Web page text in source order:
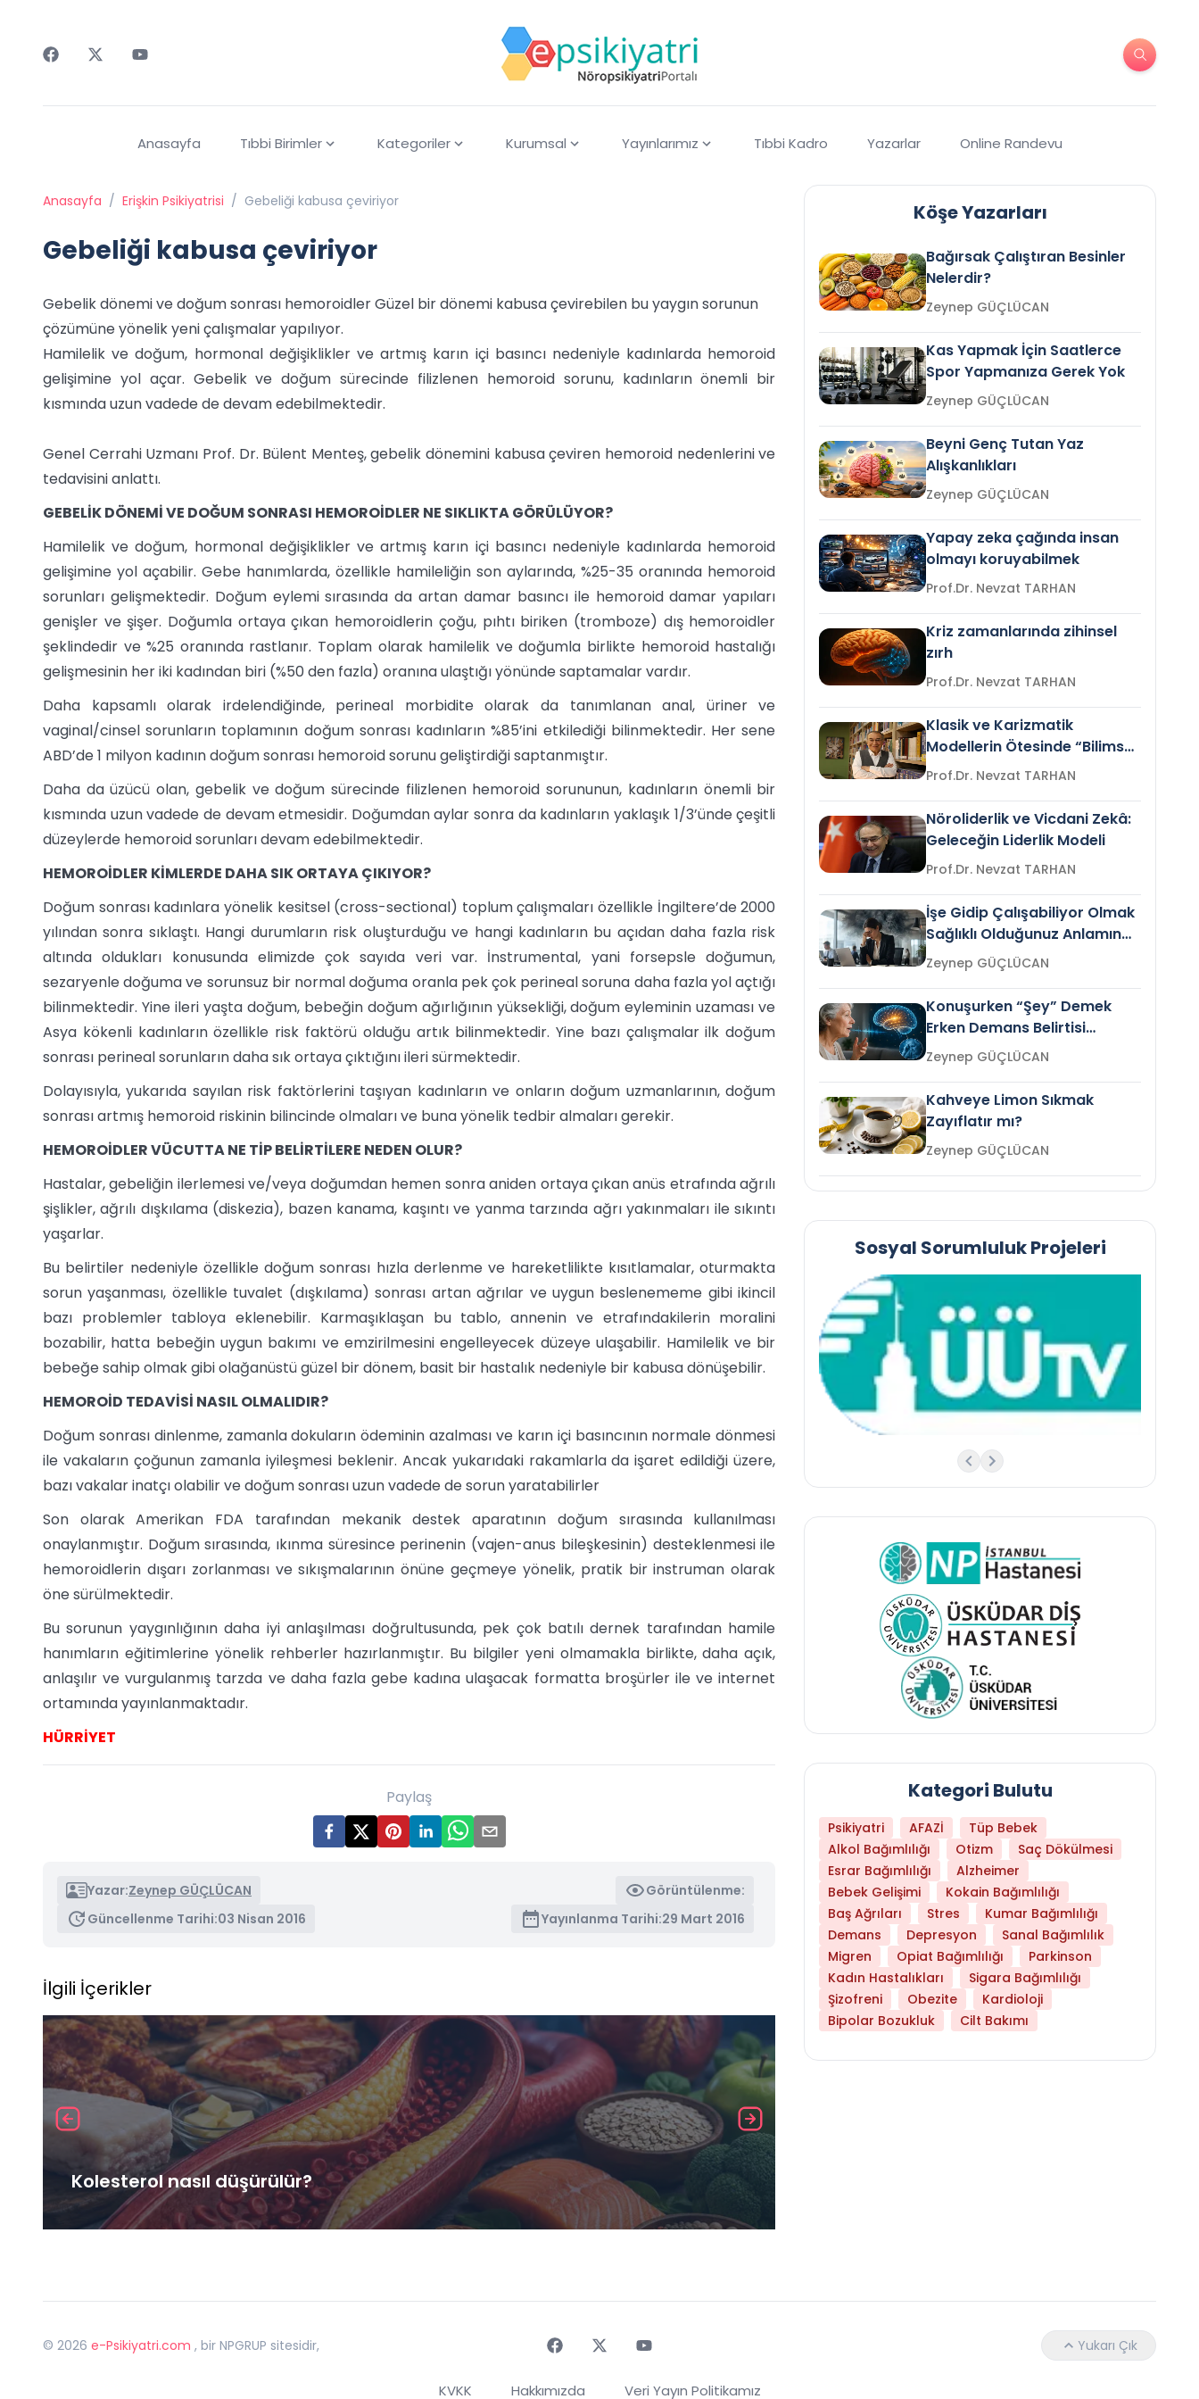
Anasayfa Tıbbi Birimler Kategoriler Kurumsal Yayınlarımız Tıbbi Kadro Yazarlar Online Randevu
Anasayfa / Erişkin Psikiyatrisi / Gebeliği kabusa çeviriyor
Gebeliği kabusa çeviriyor
Gebelik dönemi ve doğum sonrası hemoroidler Güzel bir dönemi kabusa çevirebilen bu yaygın sorunun
çözümüne yönelik yeni çalışmalar yapılıyor.
Hamilelik ve doğum, hormonal değişiklikler ve artmış karın içi basıncı nedeniyle kadınlarda hemoroid
gelişimine yol açar. Gebelik ve doğum sürecinde filizlenen hemoroid sorunu, kadınların önemli bir
kısmında uzun vadede de devam edebilmektedir.
Genel Cerrahi Uzmanı Prof. Dr. Bülent Menteş, gebelik dönemini kabusa çeviren hemoroid nedenlerini ve
tedavisini anlattı.
GEBELİK DÖNEMİ VE DOĞUM SONRASI HEMOROİDLER NE SIKLIKTA GÖRÜLÜYOR?
Hamilelik ve doğum, hormonal değişiklikler ve artmış karın içi basıncı nedeniyle kadınlarda hemoroid
gelişimine yol açabilir. Gebe hanımlarda, özellikle hamileliğin son aylarında, %25-35 oranında hemoroid
sorunları gelişmektedir. Doğum eylemi sırasında da artan damar basıncı ile hemoroid damar yapıları
genişler ve şişer. Doğumla ortaya çıkan hemoroidlerin çoğu, pıhtı biriken (tromboze) dış hemoroidler
şeklindedir ve %25 oranında rastlanır. Toplam olarak hamilelik ve doğumla birlikte hemoroid hastalığı
gelişmesinin her iki kadından biri (%50 den fazla) oranına ulaştığı yönünde saptamalar vardır.
Daha kapsamlı olarak irdelendiğinde, perineal morbidite olarak da tanımlanan anal, üriner ve
vaginal/cinsel sorunların toplamının doğum sonrası kadınların %85’ini etkilediği bilinmektedir. Her sene
ABD’de 1 milyon kadının doğum sonrası hemoroid sorunu geliştirdiği saptanmıştır.
Daha da üzücü olan, gebelik ve doğum sürecinde filizlenen hemoroid sorununun, kadınların önemli bir
kısmında uzun vadede de devam etmesidir. Doğumdan aylar sonra da kadınların yaklaşık 1/3’ünde çeşitli
düzeylerde hemoroid sorunları devam edebilmektedir.
HEMOROİDLER KİMLERDE DAHA SIK ORTAYA ÇIKIYOR?
Doğum sonrası kadınlara yönelik kesitsel (cross-sectional) toplum çalışmaları özellikle İngiltere’de 2000
yılından sonra sıklaştı. Hangi durumların risk oluşturduğu ve hangi kadınların bu açıdan daha fazla risk
altında oldukları konusunda elimizde çok sayıda veri var. İnstrumental, yani forsepsle doğumun,
sezaryenle doğuma ve sorunsuz bir normal doğuma oranla pek çok perineal soruna daha fazla yol açtığı
bilinmektedir. Yine ileri yaşta doğum, bebeğin doğum ağırlığının yüksekliği, doğum eyleminin uzaması ve
Asya kökenli kadınların özellikle risk faktörü olduğu artık bilinmektedir. Yine bazı çalışmalar ilk doğum
sonrası perineal sorunların daha sık ortaya çıktığını ileri sürmektedir.
Dolayısıyla, yukarıda sayılan risk faktörlerini taşıyan kadınların ve onların doğum uzmanlarının, doğum
sonrası artmış hemoroid riskinin bilincinde olmaları ve buna yönelik tedbir almaları gerekir.
HEMOROİDLER VÜCUTTA NE TİP BELİRTİLERE NEDEN OLUR?
Hastalar, gebeliğin ilerlemesi ve/veya doğumdan hemen sonra aniden ortaya çıkan anüs etrafında ağrılı
şişlikler, ağrılı dışkılama (diskezia), bazen kanama, kaşıntı ve yanma tarzında ağrı yakınmaları ile sıkıntı
yaşarlar.
Bu belirtiler nedeniyle özellikle doğum sonrası hızla derlenme ve hareketlilikte kısıtlamalar, oturmakta
sorun yaşanması, özellikle tuvalet (dışkılama) sonrası artan ağrılar ve uygun beslenememe gibi ikincil
bazı problemler tabloya eklenebilir. Karmaşıklaşan bu tablo, annenin ve etrafındakilerin moralini
bozabilir, hatta bebeğin uygun bakımı ve emzirilmesini engelleyecek düzeye ulaşabilir. Hamilelik ve bir
bebeğe sahip olmak gibi olağanüstü güzel bir dönem, basit bir hastalık nedeniyle bir kabusa dönüşebilir.
HEMOROİD TEDAVİSİ NASIL OLMALIDIR?
Doğum sonrası dinlenme, zamanla dokuların ödeminin azalması ve karın içi basıncının normale dönmesi
ile vakaların çoğunun zamanla iyileşmesi beklenir. Ancak yukarıdaki rakamlarla da işaret edildiği üzere,
bazı vakalar inatçı olabilir ve doğum sonrası uzun vadede de sorun yaratabilirler
Son olarak Amerikan FDA tarafından mekanik destek aparatının doğum sırasında kullanılması
onaylanmıştır. Doğum sırasında, ıkınma süresince perinenin (vajen-anus bileşkesinin) desteklenmesi ile
hemoroidlerin dışarı zorlanması ve sıkışmalarının önüne geçmeye yönelik, pratik bir instruman olarak
öne sürülmektedir.
Bu sorunun yaygınlığının daha iyi anlaşılması doğrultusunda, pek çok batılı dernek tarafından hamile
hanımların eğitimlerine yönelik rehberler hazırlanmıştır. Bu bilgiler yeni olmamakla birlikte, daha açık,
anlaşılır ve vurgulanmış tarzda ve daha fazla gebe kadına ulaşacak formatta broşürler ile ve internet
ortamında yayınlanmaktadır.
HÜRRİYET
Paylaş
Yazar:Zeynep GÜÇLÜCAN
Görüntülenme:
Güncellenme Tarihi:03 Nisan 2016 Yayınlanma Tarihi:29 Mart 2016
İlgili İçerikler
Kolesterol nasıl düşürülür?
Köşe Yazarları
Bağırsak Çalıştıran Besinler
Nelerdir?
Zeynep GÜÇLÜCAN
Kas Yapmak İçin Saatlerce
Spor Yapmanıza Gerek Yok
Zeynep GÜÇLÜCAN
Beyni Genç Tutan Yaz
Alışkanlıkları
Zeynep GÜÇLÜCAN
Yapay zeka çağında insan
olmayı koruyabilmek
Prof.Dr. Nevzat TARHAN
Kriz zamanlarında zihinsel
zırh
Prof.Dr. Nevzat TARHAN
Klasik ve Karizmatik
Modellerin Ötesinde “Bilimsel
Liderlik”
Prof.Dr. Nevzat TARHAN
Nöroliderlik ve Vicdani Zekâ:
Geleceğin Liderlik Modeli
Prof.Dr. Nevzat TARHAN
İşe Gidip Çalışabiliyor Olmak
Sağlıklı Olduğunuz Anlamına
Gelir mi?Zeynep GÜÇLÜCAN
Konuşurken “Şey” Demek
Erken Demans Belirtisi
Olabilir mi?Zeynep GÜÇLÜCAN
Kahveye Limon Sıkmak
Zayıflatır mı?
Zeynep GÜÇLÜCAN
Sosyal Sorumluluk Projeleri
Kategori Bulutu
Psikiyatri AFAZİ
Tüp Bebek
Alkol Bağımlılığı
Otizm
Saç Dökülmesi
Esrar Bağımlılığı
Alzheimer
Bebek Gelişimi
Kokain Bağımlılığı
Baş Ağrıları
Stres
Kumar Bağımlılığı
Demans
Depresyon
Sanal Bağımlılık
Migren
Opiat Bağımlılığı
Parkinson
Kadın Hastalıkları
Sigara Bağımlılığı
Şizofreni
Obezite
Kardioloji
Bipolar Bozukluk
Cilt Bakımı
© 2026 e-Psikiyatri.com , bir NPGRUP sitesidir, Yukarı Çık
KVKK Hakkımızda Veri Yayın Politikamız